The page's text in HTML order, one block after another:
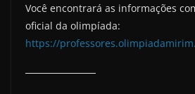
Você encontrará as informações
oficial da olimpíada:
https://